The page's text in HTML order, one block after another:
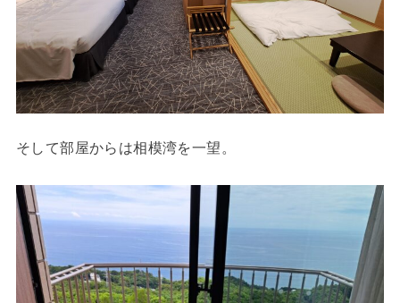
そして部屋からは相模湾を一望。